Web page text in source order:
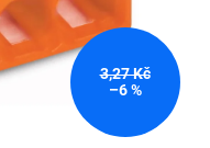
3,27 Kč
–6 %